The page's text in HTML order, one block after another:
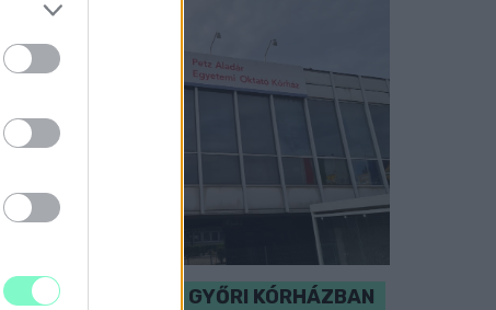
KICSERÉLTÉK A GYŐRI KÓRHÁZBAN